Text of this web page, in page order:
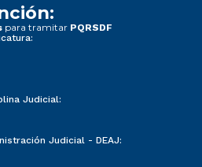
para tramitar PQRSDF
Judicial:
Judicial - DEAJ: